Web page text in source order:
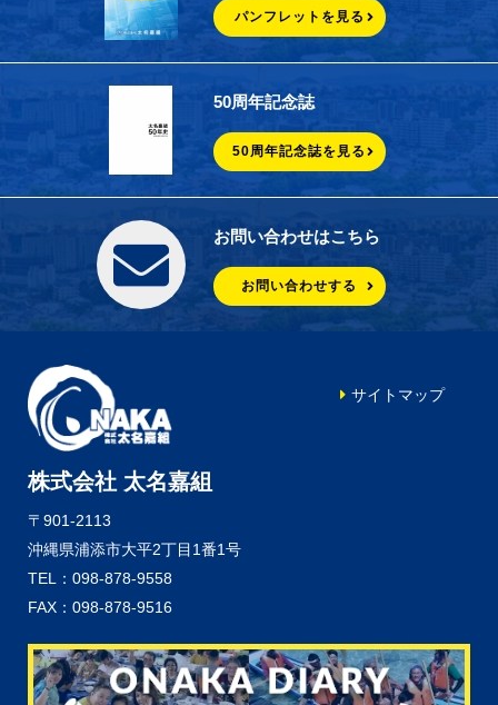
パンフレットを見る
50周年記念誌
50周年記念誌を見る
お問い合わせはこちら
お問い合わせする
株式会社 太名嘉組
〒901-2113
沖縄県浦添市大平2丁目1番1号
TEL：098-878-9558
FAX：098-878-9516
サイトマップ